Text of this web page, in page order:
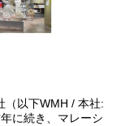
（以下WMH / 本社:
に続き、マレーシ